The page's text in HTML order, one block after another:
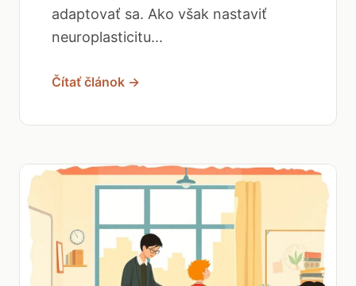
adaptovať sa. Ako však nastaviť
neuroplasticitu...
Čítať článok →